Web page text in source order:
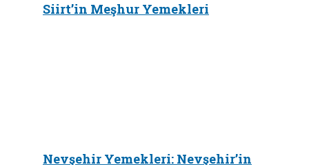
Siirt’in Meşhur Yemekleri
Nevşehir Yemekleri: Nevşehir’in